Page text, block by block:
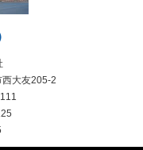
大友205-2